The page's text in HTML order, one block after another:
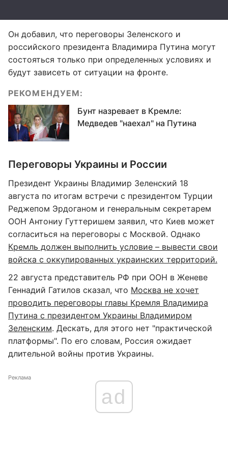
Он добавил, что переговоры Зеленского и
российского президента Владимира Путина могут
состояться только при определенных условиях и
будут зависеть от ситуации на фронте.
РЕКОМЕНДУЕМ:
Бунт назревает в Кремле:
Медведев "наехал" на Путина
Переговоры Украины и России
Президент Украины Владимир Зеленский 18
августа по итогам встречи с президентом Турции
Реджепом Эрдоганом и генеральным секретарем
ООН Антониу Гуттеришем заявил, что Киев может
согласиться на переговоры с Москвой. Однако
Кремль должен выполнить условие – вывести свои
войска с оккупированных украинских территорий.
22 августа представитель РФ при ООН в Женеве
Геннадий Гатилов сказал, что Москва не хочет
проводить переговоры главы Кремля Владимира
Путина с президентом Украины Владимиром
Зеленским. Дескать, для этого нет "практической
платформы". По его словам, Россия ожидает
длительной войны против Украины.
Реклама
ad